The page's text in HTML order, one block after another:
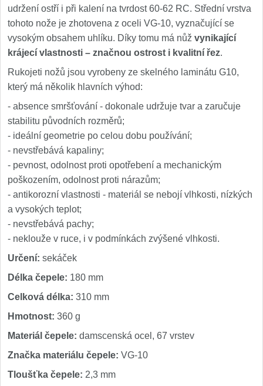
udržení ostří i při kalení na tvrdost 60-62 RC. Střední vrstva
tohoto nože je zhotovena z oceli VG-10, vyznačující se
vysokým obsahem uhlíku. Díky tomu má nůž vynikající
krájecí vlastnosti – značnou ostrost i kvalitní řez.
Rukojeti nožů jsou vyrobeny ze skelného laminátu G10,
který má několik hlavních výhod:
- absence smršťování - dokonale udržuje tvar a zaručuje
stabilitu původních rozměrů;
- ideální geometrie po celou dobu používání;
- nevstřebává kapaliny;
- pevnost, odolnost proti opotřebení a mechanickým
poškozením, odolnost proti nárazům;
- antikorozní vlastnosti - materiál se nebojí vlhkosti, nízkých
a vysokých teplot;
- nevstřebává pachy;
- neklouže v ruce, i v podmínkách zvýšené vlhkosti.
Určení: sekáček
Délka čepele: 180 mm
Celková délka: 310 mm
Hmotnost: 360 g
Materiál čepele: damscenská ocel, 67 vrstev
Značka materiálu čepele: VG-10
Tloušťka čepele: 2,3 mm